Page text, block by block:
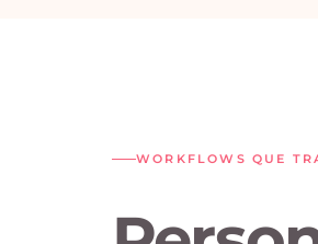
WORKFLOWS QUE